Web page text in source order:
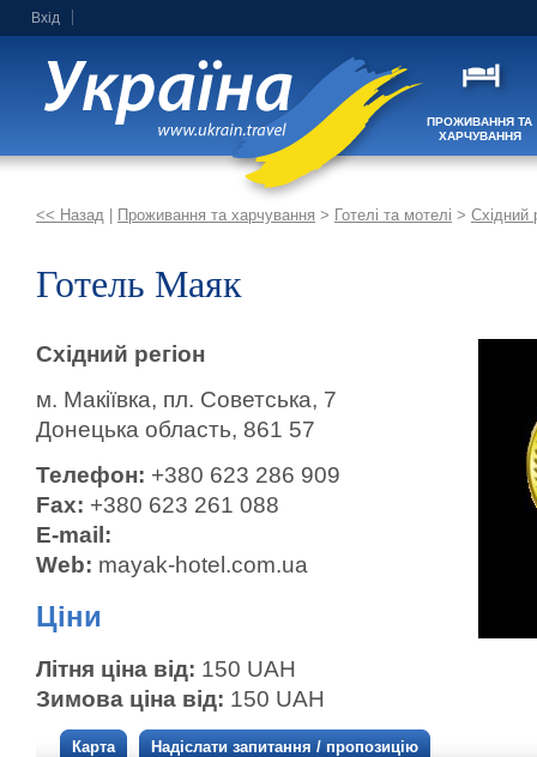
Вхід
ПРОЖИВАННЯ ТА
ХАРЧУВАННЯ
<< Назад Проживання та харчування > Готелі та мотелі > Східний
Готель Маяк
Східний регіон
м. Макіївка, пл. Советська, 7
Донецька область, 861 57
Телефон: +380 623 286 909
Fax: +380 623 261 088
E-mail:
Web: mayak-hotel.com.ua
Ціни
Літня ціна від: 150 UAH
Зимова ціна від: 150 UAH
Карта Надіслати запитання / пропозицію